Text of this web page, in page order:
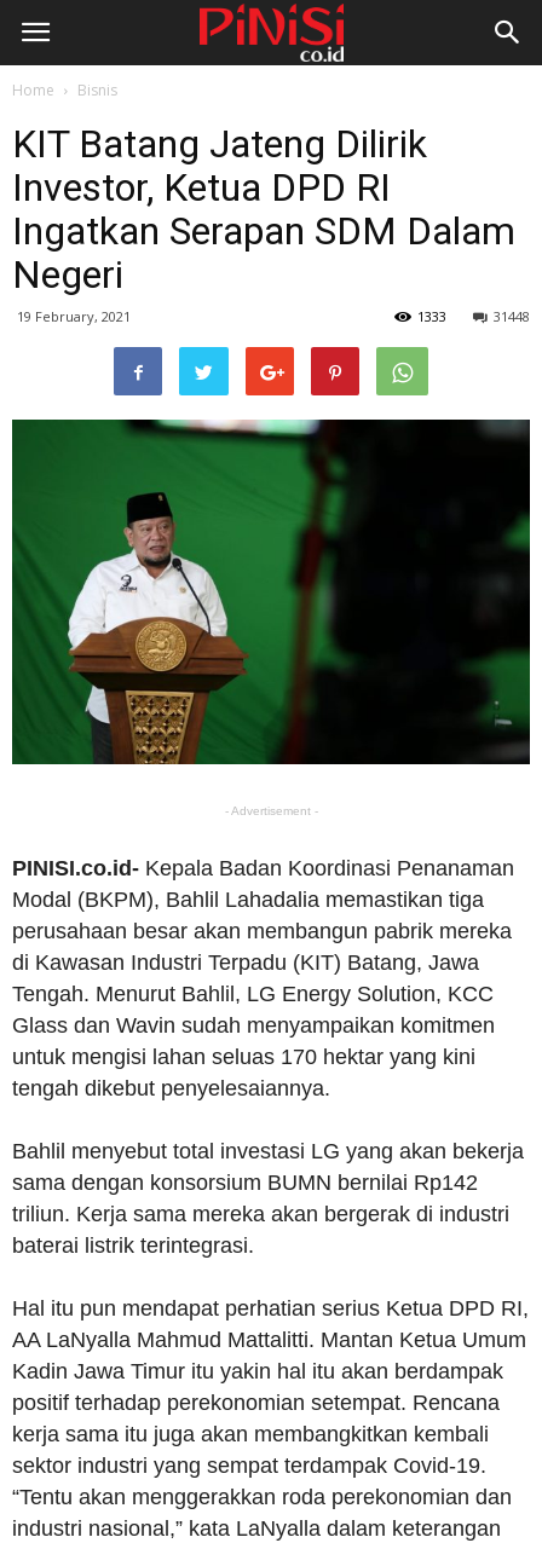
Home Bisnis
KIT Batang Jateng Dilirik
Investor, Ketua DPD RI
Ingatkan Serapan SDM Dalam
Negeri
19 February, 2021 31448
1333
- Advertisement -
PINISI.co.id- Kepala Badan Koordinasi Penanaman
Modal (BKPM), Bahlil Lahadalia memastikan tiga
perusahaan besar akan membangun pabrik mereka
di Kawasan Industri Terpadu (KIT) Batang, Jawa
Tengah. Menurut Bahlil, LG Energy Solution, KCC
Glass dan Wavin sudah menyampaikan komitmen
untuk mengisi lahan seluas 170 hektar yang kini
tengah dikebut penyelesaiannya.
Bahlil menyebut total investasi LG yang akan bekerja
sama dengan konsorsium BUMN bernilai Rp142
triliun. Kerja sama mereka akan bergerak di industri
baterai listrik terintegrasi.
Hal itu pun mendapat perhatian serius Ketua DPD RI,
AA LaNyalla Mahmud Mattalitti. Mantan Ketua Umum
Kadin Jawa Timur itu yakin hal itu akan berdampak
positif terhadap perekonomian setempat. Rencana
kerja sama itu juga akan membangkitkan kembali
sektor industri yang sempat terdampak Covid-19.
“Tentu akan menggerakkan roda perekonomian dan
industri nasional,” kata LaNyalla dalam keterangan